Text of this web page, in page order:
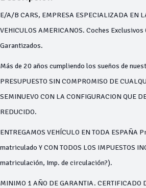
E/A/B CARS, EMPRESA ESPECIALIZADA EN
VEHICULOS AMERICANOS. Coches
Garantizados.
Más de 20 años cumpliendo los sueños de
PRESUPUESTO SIN COMPROMISO DE
SEMINUEVO CON LA CONFIGURACION QUE
REDUCIDO.
ENTREGAMOS VEHÍCULO EN TODA ESPAÑA
matriculado Y CON TODOS LOS IMPUESTOS
matriculación, Imp. de circulación?).
MINIMO 1 AÑO DE GARANTIA. CERTIFICADO